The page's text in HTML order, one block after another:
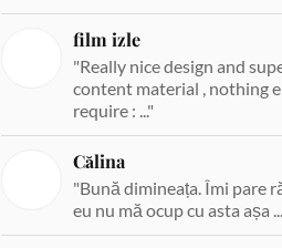
film izle
"Really nice design and
content material , nothing
require : ..."
Călina
"Bună dimineața. Îmi pare
eu nu mă ocup cu asta așa